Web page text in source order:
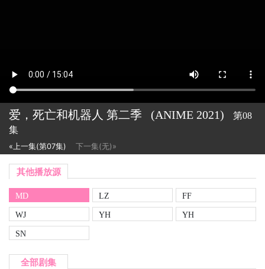
爱，死亡和机器人 第二季 (ANIME 2021)
第08
集
«上一集(第07集) 下一集(无)»
其他播放源
MD LZ
FF
WJ
YH
YH
SN
全部剧集